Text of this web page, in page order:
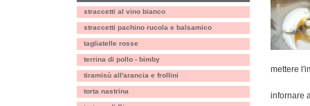
straccetti al vino bianco
straccetti pachino rucola e balsamico
tagliatelle rosse
terrina di pollo - bimby
tiramisù all'arancia e frollini
torta nastrina
mettere
infornare